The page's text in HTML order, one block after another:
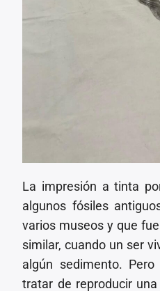
La impresión a tinta
algunos fósiles
varios museos y que
similar, cuando un ser
algún sedimento.
tratar de reproducir